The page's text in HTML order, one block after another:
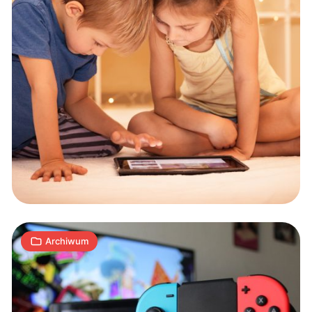
Archiwum
Nintendo
Switch
pomogło
policji
ująć